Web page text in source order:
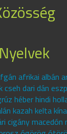
Nyelvek
afrikai albán
cseh dari dán
héber hindi
kazah kelta
cigány macedón